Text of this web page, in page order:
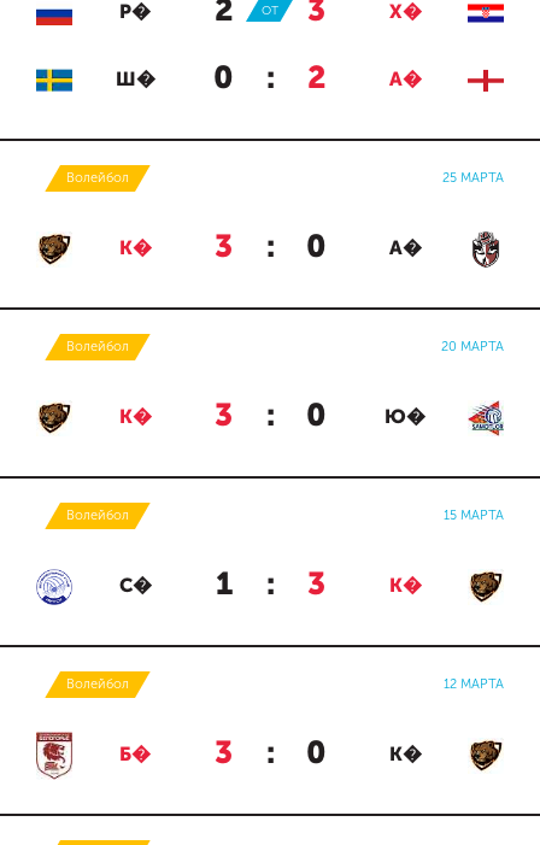
Р� 2 : 3 Х�
ОТ
Ш� 0 : 2 А�
Волейбол 25 МАРТА
К� 3 : 0 А�
Волейбол 20 МАРТА
К� 3 : 0 Ю�
Волейбол 15 МАРТА
С� 1 : 3 К�
Волейбол 12 МАРТА
Б� 3 : 0 К�